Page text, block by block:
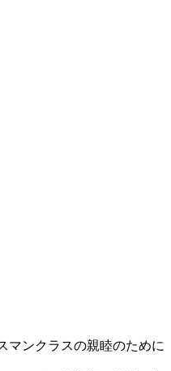
マンクラスの親睦のために